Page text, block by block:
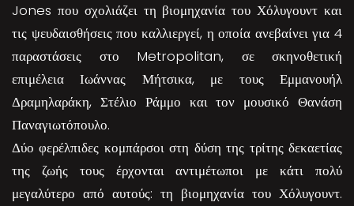
Jones που σχολιάζει τη βιομηχανία του Χόλυγουντ και
τις ψευδαισθήσεις που καλλιεργεί, η οποία ανεβαίνει για 4
παραστάσεις στο Metropolitan, σε σκηνοθετική
επιμέλεια Ιωάννας Μήτσικα, με τους Εμμανουήλ
Δραμηλαράκη, Στέλιο Ράμμο και τον μουσικό Θανάση
Παναγιωτόπουλο.
Δύο φερέλπιδες κομπάρσοι στη δύση της τρίτης δεκαετίας
της ζωής τους έρχονται αντιμέτωποι με κάτι πολύ
μεγαλύτερο από αυτούς: τη βιομηχανία του Χόλυγουντ.